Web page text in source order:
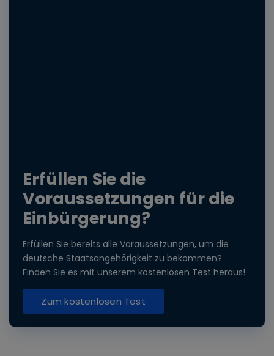
Erfüllen Sie die
Voraussetzungen für die
Einbürgerung?
Erfüllen Sie bereits alle Voraussetzungen, um die
deutsche Staatsangehörigkeit zu bekommen?
Finden Sie es mit unserem kostenlosen Test heraus!
Zum kostenlosen Test